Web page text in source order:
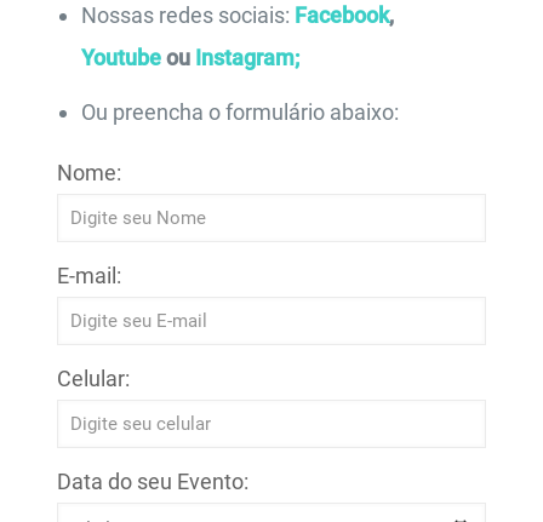
Nossas redes sociais: Facebook,
Youtubeou Instagram;
Ou preencha o formulário abaixo:
Nome:
E-mail:
Celular:
Data do seu Evento: